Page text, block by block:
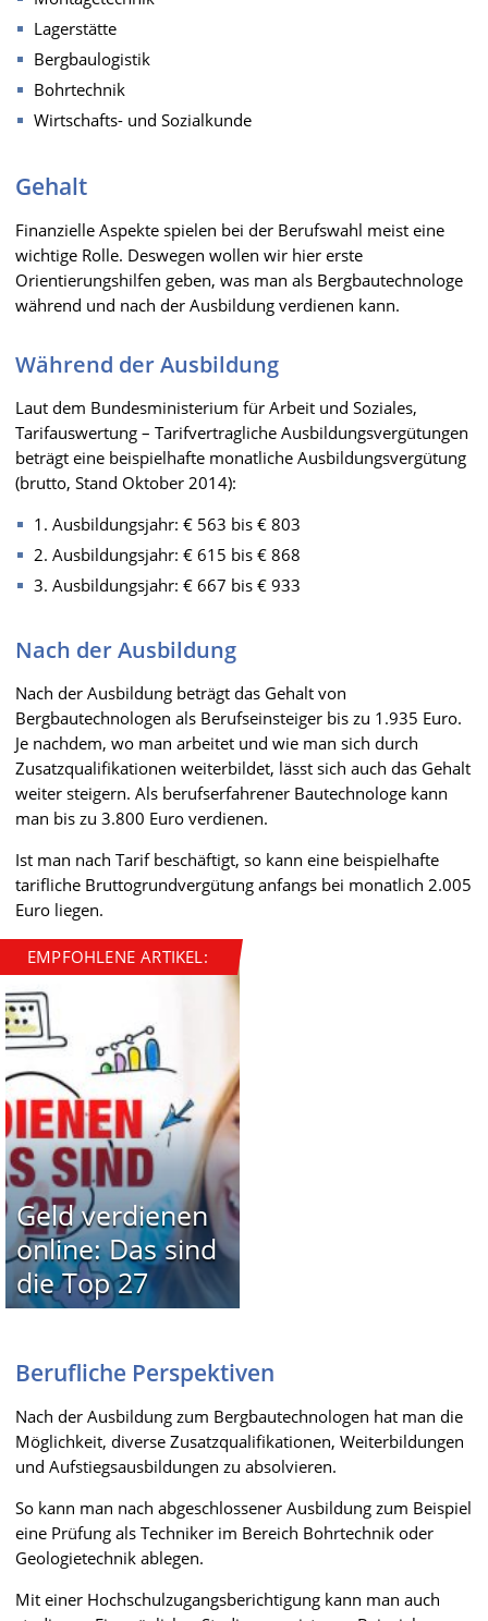
Lagerstätte
Bergbaulogistik
Bohrtechnik
Wirtschafts- und Sozialkunde
Gehalt
Finanzielle Aspekte spielen bei der Berufswahl meist eine
wichtige Rolle. Deswegen wollen wir hier erste
Orientierungshilfen geben, was man als Bergbautechnologe
während und nach der Ausbildung verdienen kann.
Während der Ausbildung
Laut dem Bundesministerium für Arbeit und Soziales,
Tarifauswertung – Tarifvertragliche Ausbildungsvergütungen
beträgt eine beispielhafte monatliche Ausbildungsvergütung
(brutto, Stand Oktober 2014):
1. Ausbildungsjahr: € 563 bis € 803
2. Ausbildungsjahr: € 615 bis € 868
3. Ausbildungsjahr: € 667 bis € 933
Nach der Ausbildung
Nach der Ausbildung beträgt das Gehalt von
Bergbautechnologen als Berufseinsteiger bis zu 1.935 Euro.
Je nachdem, wo man arbeitet und wie man sich durch
Zusatzqualifikationen weiterbildet, lässt sich auch das Gehalt
weiter steigern. Als berufserfahrener Bautechnologe kann
man bis zu 3.800 Euro verdienen.
Ist man nach Tarif beschäftigt, so kann eine beispielhafte
tarifliche Bruttogrundvergütung anfangs bei monatlich 2.005
Euro liegen.
EMPFOHLENE ARTIKEL:
Geld verdienen
online: Das sind
die Top 27
Berufliche Perspektiven
Nach der Ausbildung zum Bergbautechnologen hat man die
Möglichkeit, diverse Zusatzqualifikationen, Weiterbildungen
und Aufstiegsausbildungen zu absolvieren.
So kann man nach abgeschlossener Ausbildung zum Beispiel
eine Prüfung als Techniker im Bereich Bohrtechnik oder
Geologietechnik ablegen.
Mit einer Hochschulzugangsberichtigung kann man auch